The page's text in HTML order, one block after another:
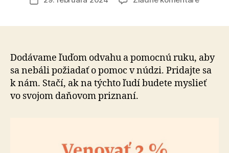
na
ktorých
záleží
Dodávame ľuďom odvahu a po­mocnú ruku, aby
sa nebáli po­žia­dať o pomoc v núdzi. Pridajte sa
k nám. Stačí, ak na týchto ľudí budete myslieť
vo svojom da­ňo­vom priznaní.